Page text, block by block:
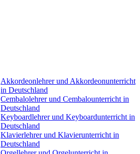
Akkordeonlehrer und Akkordeonunterricht
in Deutschland
Cembalolehrer und Cembalounterricht in
Deutschland
Keyboardlehrer und Keyboardunterricht in
Deutschland
Klavierlehrer und Klavierunterricht in
Deutschland